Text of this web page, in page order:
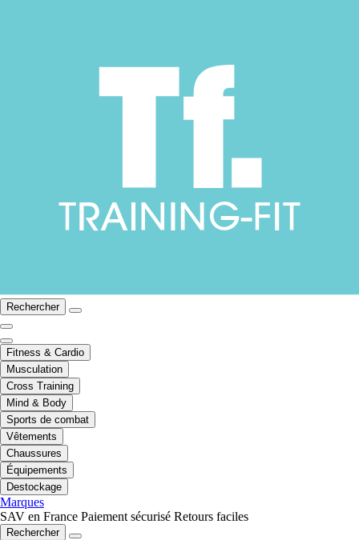
Rechercher
Fitness & Cardio
Musculation
Cross Training
Mind & Body
Sports de combat
Vêtements
Chaussures
Équipements
Destockage
Marques
SAV en France Paiement sécurisé Retours faciles
Rechercher